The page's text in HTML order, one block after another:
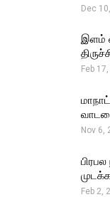
Dec
இளம்
Feb
Nov 6,
Feb 2,